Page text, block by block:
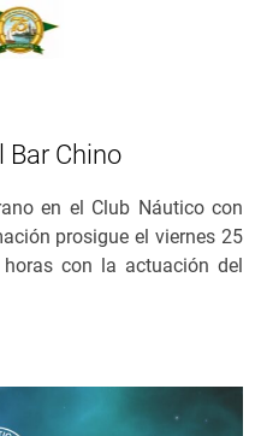
Bar Chino
en el Club Náutico con
prosigue el viernes 25
con la actuación del